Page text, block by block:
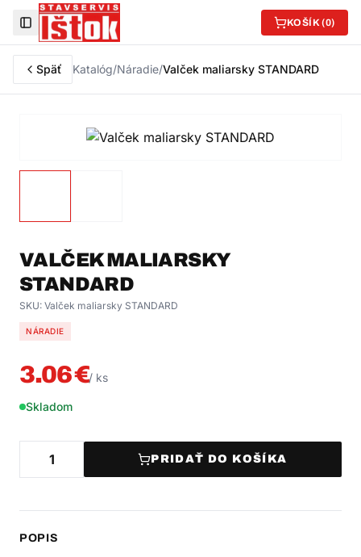
Toggle Sidebar KOŠÍK (0)
Späť Katalóg/Náradie/Valček maliarsky STANDARD
VALČEK MALIARSKY
STANDARD
SKU: Valček maliarsky STANDARD
NÁRADIE
3.06€/ ks
Skladom
PRIDAŤ DO KOŠÍKA
POPIS